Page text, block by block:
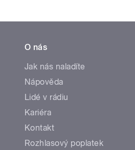
O nás
Jak nás naladíte
Nápověda
Lidé v rádiu
Kariéra
Kontakt
Rozhlasový poplatek